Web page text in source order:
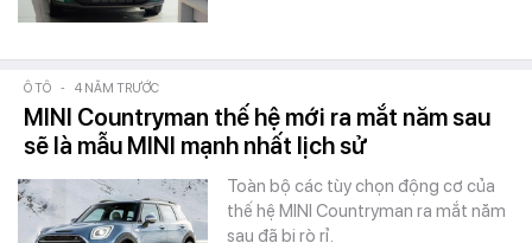
Ô TÔ - 4 NĂM TRƯỚC
MINI Countryman thế hệ mới ra mắt năm sau
sẽ là mẫu MINI mạnh nhất lịch sử
Toàn bộ các tùy chọn động cơ của
thế hệ MINI Countryman ra mắt năm
sau đã bị rò rỉ.